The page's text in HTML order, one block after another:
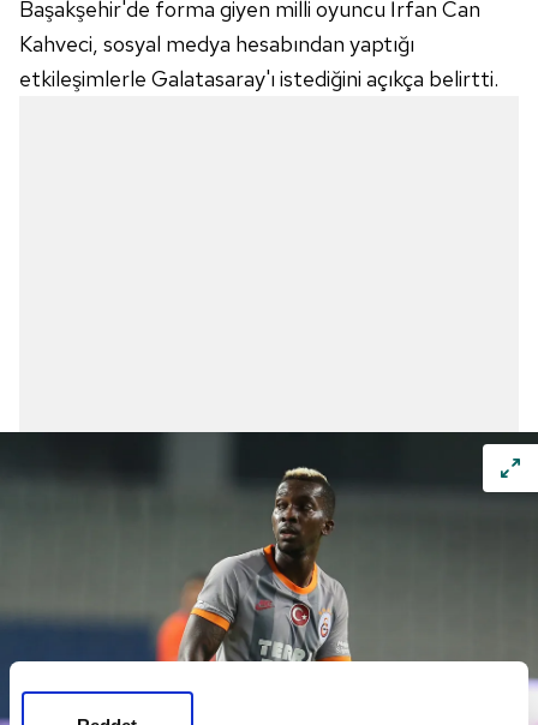
Başakşehir'de forma giyen milli oyuncu İrfan Can
Kahveci, sosyal medya hesabından yaptığı
etkileşimlerle Galatasaray'ı istediğini açıkça belirtti.